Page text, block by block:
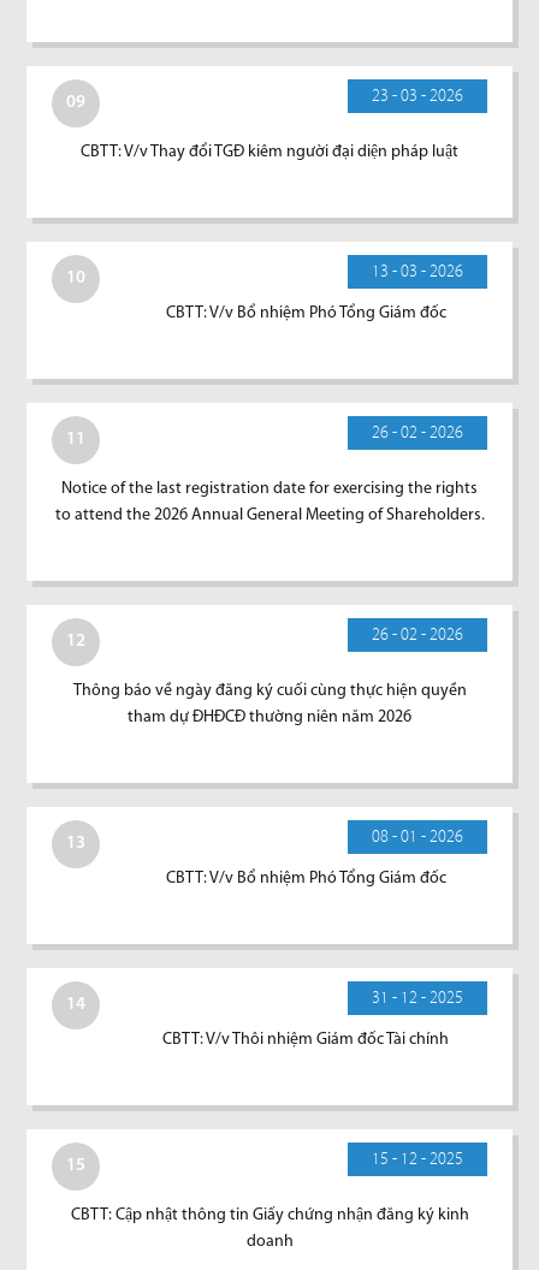
09 23 - 03 - 2026
CBTT: V/v Thay đổi TGĐ kiêm người đại diện pháp luật
10 13 - 03 - 2026
CBTT: V/v Bổ nhiệm Phó Tổng Giám đốc
11 26 - 02 - 2026
Notice of the last registration date for exercising the rights
to attend the 2026 Annual General Meeting of Shareholders.
12 26 - 02 - 2026
Thông báo về ngày đăng ký cuối cùng thực hiện quyền
tham dự ĐHĐCĐ thường niên năm 2026
13 08 - 01 - 2026
CBTT: V/v Bổ nhiệm Phó Tổng Giám đốc
14 31 - 12 - 2025
CBTT: V/v Thôi nhiệm Giám đốc Tài chính
15 15 - 12 - 2025
CBTT: Cập nhật thông tin Giấy chứng nhận đăng ký kinh
doanh